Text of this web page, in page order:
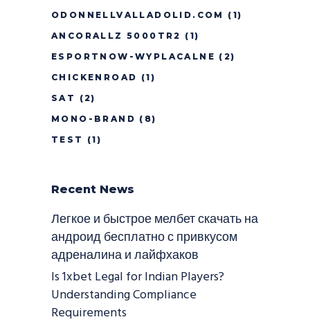
ODONNELLVALLADOLID.COM
(1)
ANCORALLZ 5000TR2 (1)
ESPORTNOW-WYPLACALNE (2)
CHICKENROAD (1)
SAT
(2)
MONO-BRAND (8)
TEST
(1)
Recent News
Легкое и быстрое мелбет скачать на
андроид бесплатно с привкусом
адреналина и лайфхаков
Is 1xbet Legal for Indian Players?
Understanding Compliance
Requirements